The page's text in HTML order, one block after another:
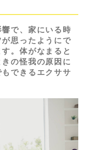
で、家にいる時
思ったようにで
。体がなまると
の怪我の原因に
できるエクササ